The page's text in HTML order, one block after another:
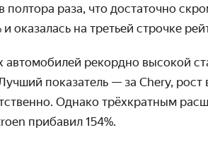
полтора раза, что достаточно
оказалась на третьей строчке
рекордно высокой
показатель — за Chery, рост
Однако трёхкратным
прибавил 154%.